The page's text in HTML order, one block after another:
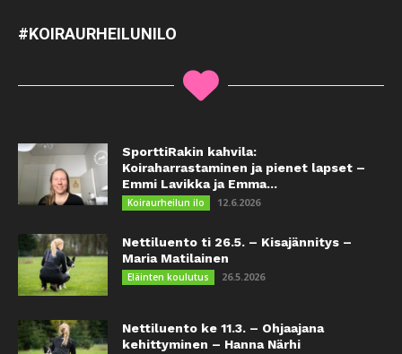
#KOIRAURHEILUNILO
SporttiRakin kahvila:
Koiraharrastaminen ja pienet lapset –
Emmi Lavikka ja Emma...
Koiraurheilun ilo 12.6.2026
Nettiluento ti 26.5. – Kisajännitys –
Maria Matilainen
Eläinten koulutus 26.5.2026
Nettiluento ke 11.3. – Ohjaajana
kehittyminen – Hanna Närhi